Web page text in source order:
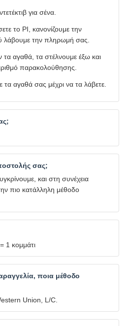
για σένα.
το PI, κανονίζουμε την
λάβουμε την πληρωμή σας.
τα αγαθά, τα στέλνουμε έξω και
παρακολούθησης.
αγαθά σας μέχρι να τα λάβετε.
σας;
και στη συνέχεια
πιο κατάλληλη μέθοδο
1 κομμάτι
ποια μέθοδο
Union, L/C.